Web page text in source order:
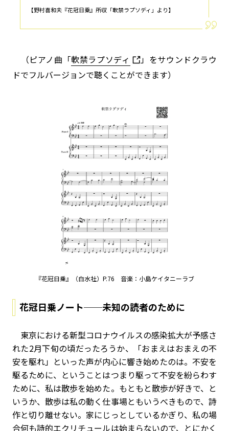
【野村喜和夫『花冠日乗』所収「軟禁ラプソディ」より】
（ピアノ曲「軟禁ラプソディ
」をサウンドクラウ
ドでフルバージョンで聴くことができます）
『花冠日乗』（白水社）P.76 音楽：小島ケイタニーラブ
花冠日乗ノート──未知の読者のために
東京における新型コロナウイルスの感染拡大が予感さ
れた2月下旬の頃だったろうか、「おまえはおまえの不
安を駆れ」といった声が内心に響き始めたのは。不安を
駆るために、ということはつまり駆って不安を紛らわす
ために、私は散歩を始めた。もともと散歩が好きで、と
いうか、散歩は私の動く仕事場ともいうべきもので、詩
作と切り離せない。家にじっとしているかぎり、私の場
合何も詩的エクリチュールは始まらないので、とにかく